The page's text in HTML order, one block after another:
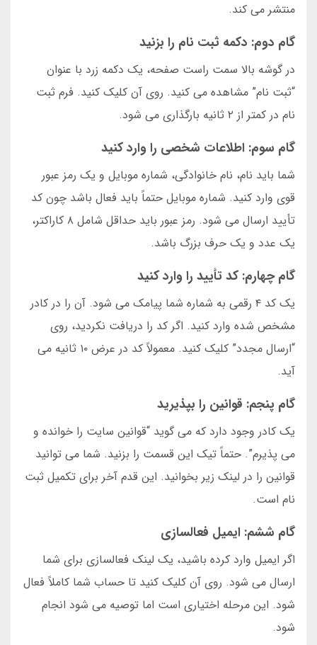
منتشر می کند.
گام دوم: دکمه ثبت نام را بزنید
در گوشه بالا سمت راست صفحه، یک دکمه زرد با عنوان
“ثبت نام” مشاهده می کنید. روی آن کلیک کنید. فرم ثبت
نام در کمتر از ۲ ثانیه بارگذاری می شود.
گام سوم: اطلاعات شخصی را وارد کنید
شما باید نام، نام خانوادگی، شماره موبایل و یک رمز عبور
قوی وارد کنید. شماره موبایل حتماً باید فعال باشد چون کد
تأیید ارسال می شود. رمز عبور باید حداقل شامل ۸ کاراکتر،
یک عدد و یک حرف بزرگ باشد.
گام چهارم: کد تأیید را وارد کنید
یک کد ۴ رقمی به شماره شما پیامک می شود. آن را در کادر
مشخص شده وارد کنید. اگر کد را دریافت نکردید، روی
“ارسال مجدد” کلیک کنید. معمولاً کد در عرض ۱۰ ثانیه می
آید.
گام پنجم: قوانین را بپذیرید
یک کادر وجود دارد که می گوید “قوانین سایت را خوانده و
می پذیرم”. حتماً تیک این قسمت را بزنید. شما می توانید
قوانین را در لینک زیر بخوانید. این قدم آخر برای تکمیل ثبت
نام است.
گام ششم: ایمیل فعالسازی
اگر ایمیل وارد کرده باشید، یک لینک فعالسازی برای شما
ارسال می شود. روی آن کلیک کنید تا حساب شما کاملاً فعال
شود. این مرحله اختیاری است اما توصیه می شود انجام
شود.